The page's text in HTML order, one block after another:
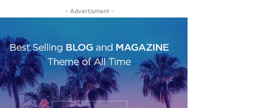
- Advertisment -